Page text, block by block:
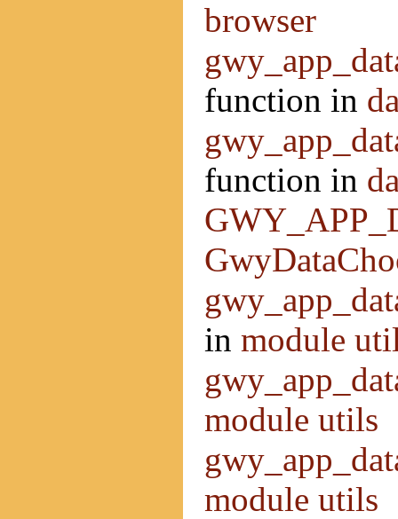
browser
function in
function in
in module
module utils
module utils